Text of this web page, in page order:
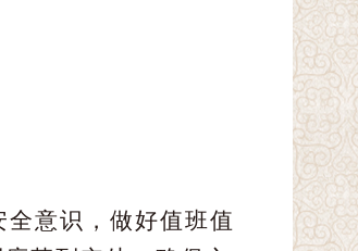
意识，做好值班值